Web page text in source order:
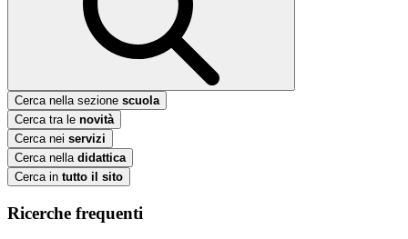
Cerca nella sezione scuola
Cerca tra le novità
Cerca nei servizi
Cerca nella didattica
Cerca in tutto il sito
Ricerche frequenti